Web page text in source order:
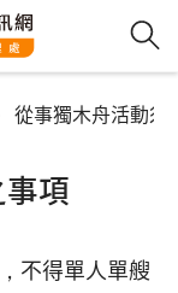
從事獨木舟活動須
項
不得單人單艘